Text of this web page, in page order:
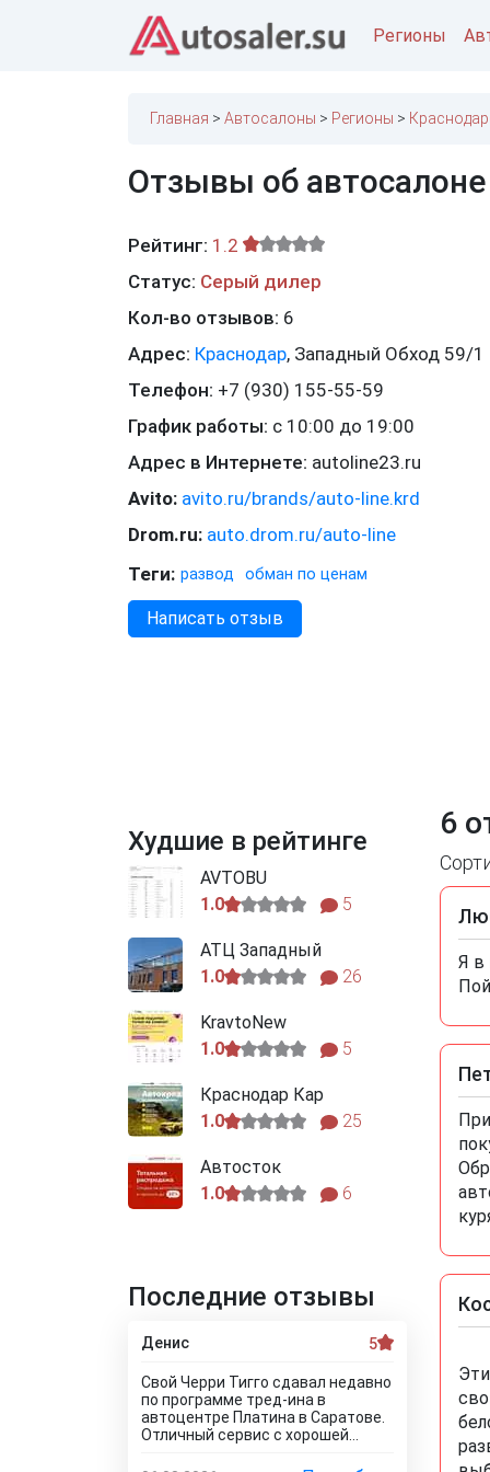
Регионы
Главная Автосалоны Регионы
Отзывы об
Рейтинг: 1.2
Статус: Серый дилер
Кол-во отзывов: 6
Адрес: Краснодар, Западный Обход 59/1
Телефон: +7 (930) 155-55-59
График работы: с 10:00 до 19:00
Адрес в Интернете: autoline23.ru
Avito: avito.ru/brands/auto-line.krd
Drom.ru: auto.drom.ru/auto-line
Теги: развод обман по ценам
Написать отзыв
6
Я в
Худшие в рейтинге
AVTOBU
1.0
5
АТЦ Западный
1.0
26
KravtoNew
1.0
5
Краснодар Кар
1.0
25
Автосток
1.0
6
Последние отзывы
Денис 5
Свой Черри Тигго сдавал недавно
по программе тред-ина в
автоцентре Платина в Саратове.
Отличный сервис с хорошей